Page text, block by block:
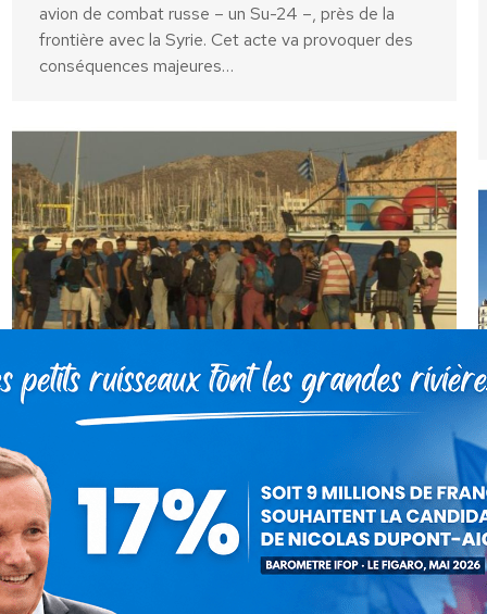
avion de combat russe – un Su-24 –, près de la
frontière avec la Syrie. Cet acte va provoquer des
conséquences majeures…
Patrick Guiol – Bien mal inspiré,
monsieur Bruno Le Roux !
Communiqués ParDebout La France
22 novembre 2015
Bruno Le Roux, » patron » du groupe socialiste à
l’Assemblée, a cru devoir s’en prendre à Nicolas